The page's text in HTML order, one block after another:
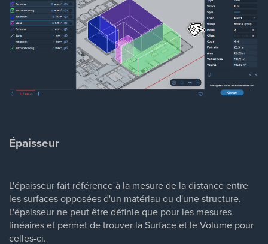
Épaisseur
L'épaisseur fait référence à la mesure de la distance entre
les surfaces opposées d'un matériau ou d'une structure.
L'épaisseur ne peut être définie que pour les mesures
linéaires et permet de trouver la Surface et le Volume pour
celles-ci.